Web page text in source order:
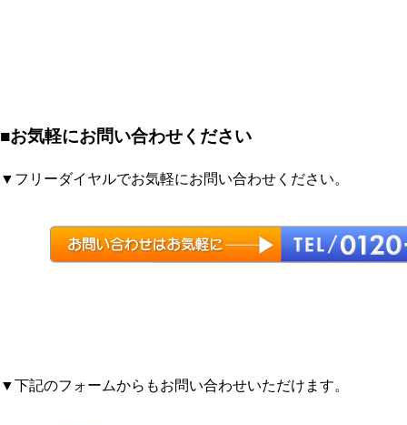
■お気軽にお問い合わせください
▼フリーダイヤルでお気軽にお問い合わせください。
▼下記のフォームからもお問い合わせいただけます。